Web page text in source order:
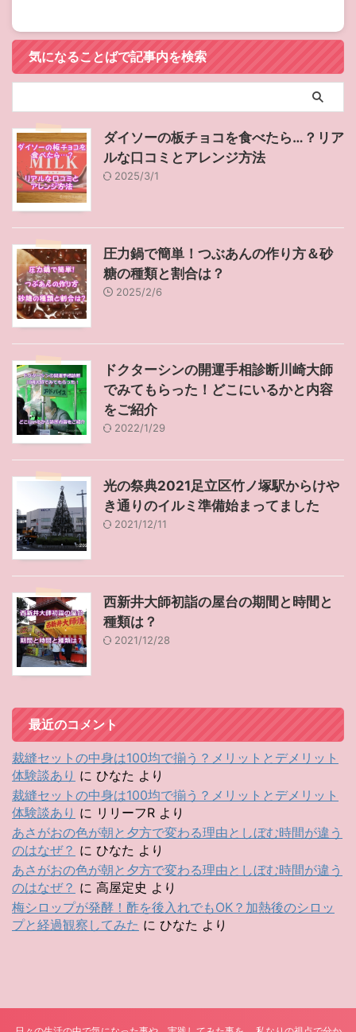
気になることばで記事内を検索
ダイソーの板チョコを食べたら…？リア
ルな口コミとアレンジ方法
2025/3/1
圧力鍋で簡単！つぶあんの作り方＆砂
糖の種類と割合は？
2025/2/6
ドクターシンの開運手相診断川崎大師
でみてもらった！どこにいるかと内容
をご紹介
2022/1/29
光の祭典2021足立区竹ノ塚駅からけや
き通りのイルミ準備始まってました
2021/12/11
西新井大師初詣の屋台の期間と時間と
種類は？
2021/12/28
最近のコメント
裁縫セットの中身は100均で揃う？メリットとデメリット
体験談あり に ひなた より
裁縫セットの中身は100均で揃う？メリットとデメリット
体験談あり に リリーフR より
あさがおの色が朝と夕方で変わる理由としぼむ時間が違う
のはなぜ？ に ひなた より
あさがおの色が朝と夕方で変わる理由としぼむ時間が違う
のはなぜ？ に 高屋定史 より
梅シロップが発酵！酢を後入れでもOK？加熱後のシロッ
プと経過観察してみた に ひなた より